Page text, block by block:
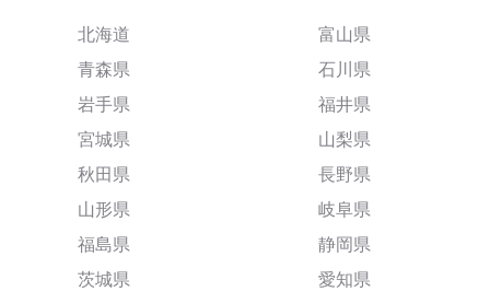
北海道
青森県
岩手県
宮城県
秋田県
山形県
福島県
茨城県
富山県
石川県
福井県
山梨県
長野県
岐阜県
静岡県
愛知県